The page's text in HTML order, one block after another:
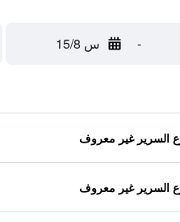
- س 15/8